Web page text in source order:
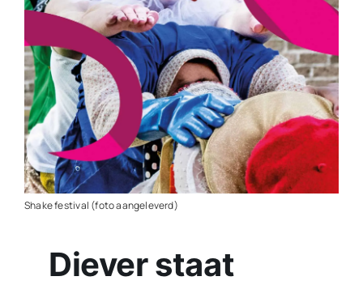
Werken bij Streekomroep ‘De Werven’
Contact
Plaats je eigen nieuws
Shake festival (foto aangeleverd)
Diever staat